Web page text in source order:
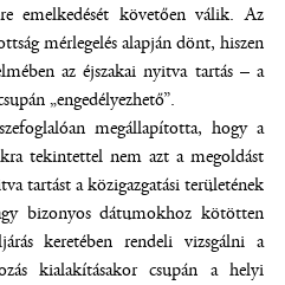
emelkedését követően válik. Az
mérlegelés alapján dönt, hiszen
az éjszakai nyitva tartás – a
„engedélyezhető”.
megállapította, hogy a
tekintettel nem azt a megoldást
tartást a közigazgatási területének
bizonyos dátumokhoz kötötten
keretében rendeli vizsgálni a
kialakításakor csupán a helyi